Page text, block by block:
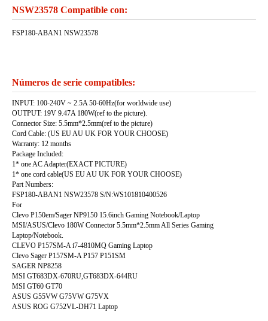
NSW23578 Compatible con:
FSP180-ABAN1 NSW23578
Números de serie compatibles:
INPUT: 100-240V ~ 2.5A 50-60Hz(for worldwide use)
OUTPUT: 19V 9.47A 180W(ref to the picture).
Connector Size: 5.5mm*2.5mm(ref to the picture)
Cord Cable: (US EU AU UK FOR YOUR CHOOSE)
Warranty: 12 months
Package Included:
1* one AC Adapter(EXACT PICTURE)
1* one cord cable(US EU AU UK FOR YOUR CHOOSE)
Part Numbers:
FSP180-ABAN1 NSW23578 S/N:WS101810400526
For
Clevo P150em/Sager NP9150 15.6inch Gaming Notebook/Laptop
MSI/ASUS/Clevo 180W Connector 5.5mm*2.5mm All Series Gaming
Laptop/Notebook.
CLEVO P157SM-A i7-4810MQ Gaming Laptop
Clevo Sager P157SM-A P157 P151SM
SAGER NP8258
MSI GT683DX-670RU,GT683DX-644RU
MSI GT60 GT70
ASUS G55VW G75VW G75VX
ASUS ROG G752VL-DH71 Laptop